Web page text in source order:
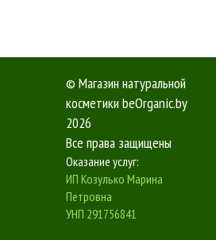
© Магазин натуральной
косметики beOrganic.by
2026
Все права защищены
Оказание услуг:
ИП Козулько Марина
Петровна
УНП 291756841